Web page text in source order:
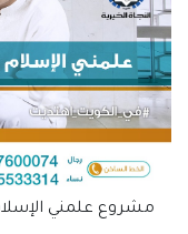
مشروع علمني